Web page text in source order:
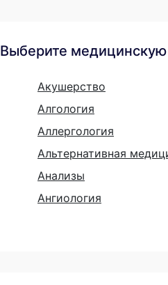
Выберите медицинскую
Акушерство
Алгология
Аллергология
Альтернативная
Анализы
Ангиология